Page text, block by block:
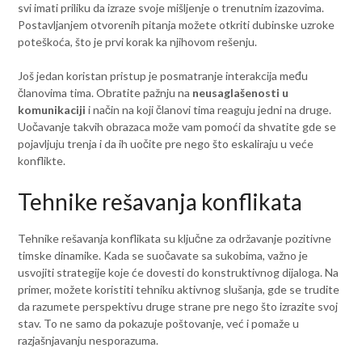
svi imati priliku da izraze svoje mišljenje o trenutnim izazovima.
Postavljanjem otvorenih pitanja možete otkriti dubinske uzroke
poteškoća, što je prvi korak ka njihovom rešenju.
Još jedan koristan pristup je posmatranje interakcija među
članovima tima. Obratite pažnju na neusaglašenosti u
komunikaciji i način na koji članovi tima reaguju jedni na druge.
Uočavanje takvih obrazaca može vam pomoći da shvatite gde se
pojavljuju trenja i da ih uočite pre nego što eskaliraju u veće
konflikte.
Tehnike rešavanja konflikata
Tehnike rešavanja konflikata su ključne za održavanje pozitivne
timske dinamike. Kada se suočavate sa sukobima, važno je
usvojiti strategije koje će dovesti do konstruktivnog dijaloga. Na
primer, možete koristiti tehniku aktivnog slušanja, gde se trudite
da razumete perspektivu druge strane pre nego što izrazite svoj
stav. To ne samo da pokazuje poštovanje, već i pomaže u
razjašnjavanju nesporazuma.